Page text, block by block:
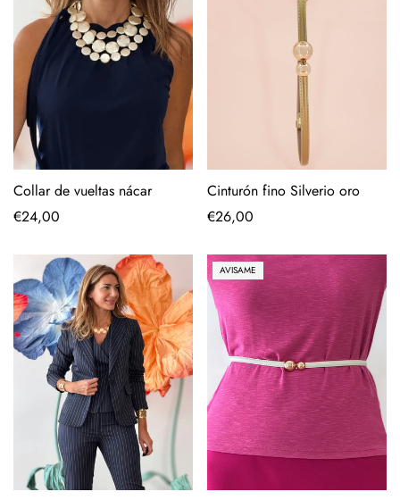
Collar de vueltas nácar
Precio
€24,00
Cinturón fino Silverio oro
Precio
€26,00
AVISAME